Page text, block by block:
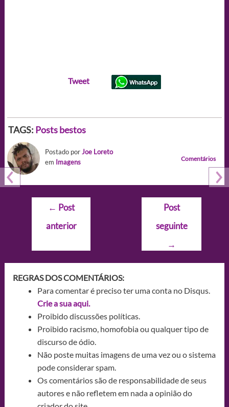
Tweet
TAGS: Posts bestos
Postado porJoe Loreto
em Imagens Comentários
Navegação
Post
← Post
anterior
Post
seguinte
→
REGRAS DOS COMENTÁRIOS:
Para comentar é preciso ter uma conta no Disqus.
Crie a sua aqui.
Proibido discussões políticas.
Proibido racismo, homofobia ou qualquer tipo de
discurso de ódio.
Não poste muitas imagens de uma vez ou o sistema
pode considerar spam.
Os comentários são de responsabilidade de seus
autores e não refletem em nada a opinião do